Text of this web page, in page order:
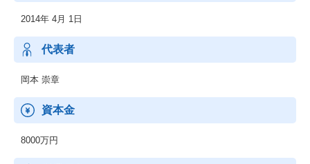
エネプランのコンサルティング提案を行う。
◆WEBマーケティング事業（BtoC）
ライフライン（電気・ガス）の最適化提案：
個人顧客に対し、電力・ガス自由化の波の中で、利用状況をヒア
ンサービスを提案・サポートする。
引越しなどに伴うインターネット回線サービスの見直しや、最適
な回線・プロバイダの提案・販売を行う。
2014年 4月 1日
代表者
岡本 崇章
資本金
8000万円